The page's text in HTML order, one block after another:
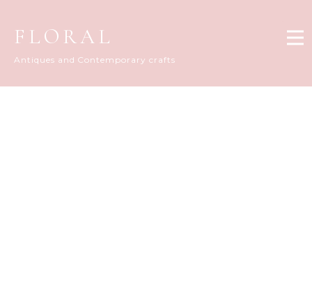
FLORAL
Antiques and Contemporary crafts